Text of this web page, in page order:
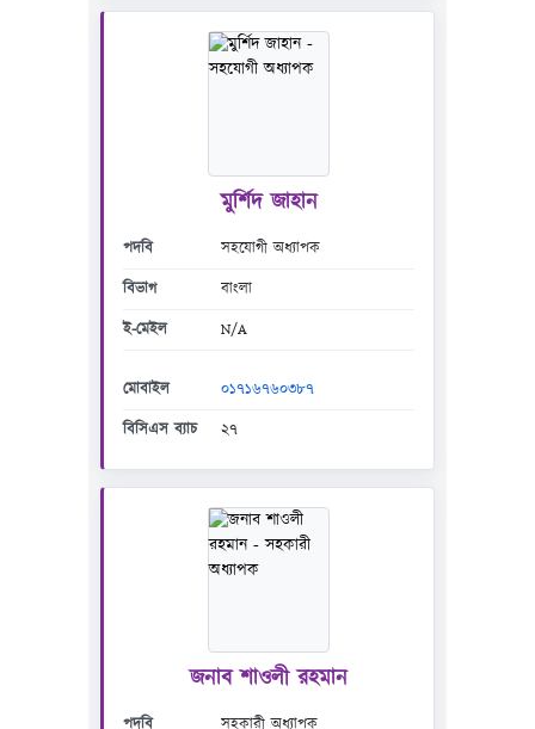
মুর্শিদ জাহান
পদবি
সহযোগী অধ্যাপক
বিভাগ
বাংলা
ই-মেইল
N/A
মোবাইল
০১৭১৬৭৬০৩৮৭
বিসিএস ব্যাচ
২৭
জনাব শাওলী রহমান
পদবি সহকারী অধ্যাপক